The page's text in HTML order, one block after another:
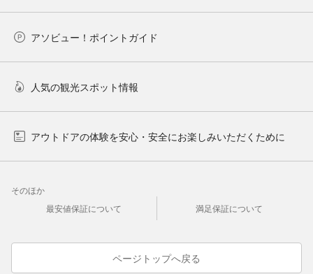
アソビュー！ポイントガイド
人気の観光スポット情報
アウトドアの体験を安心・安全にお楽しみいただくために
そのほか
最安値保証について
満足保証について
ページトップへ戻る